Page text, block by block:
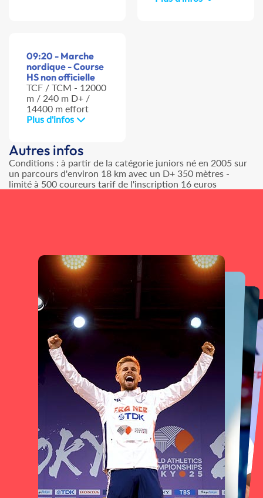
09:20 - Marche
nordique - Course
HS non officielle
TCF / TCM - 12000
m / 240 m D+ /
14400 m effort
Plus d'infos
Autres infos
Conditions : à partir de la catégorie juniors né en 2005 sur
un parcours d'environ 18 km avec un D+ 350 mètres -
limité à 500 coureurs tarif de l'inscription 16 euros